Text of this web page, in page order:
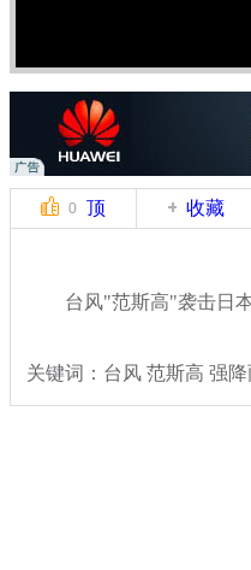
0 顶 收藏
台风"范斯高"袭击日本
关键词：台风 范斯高 强降